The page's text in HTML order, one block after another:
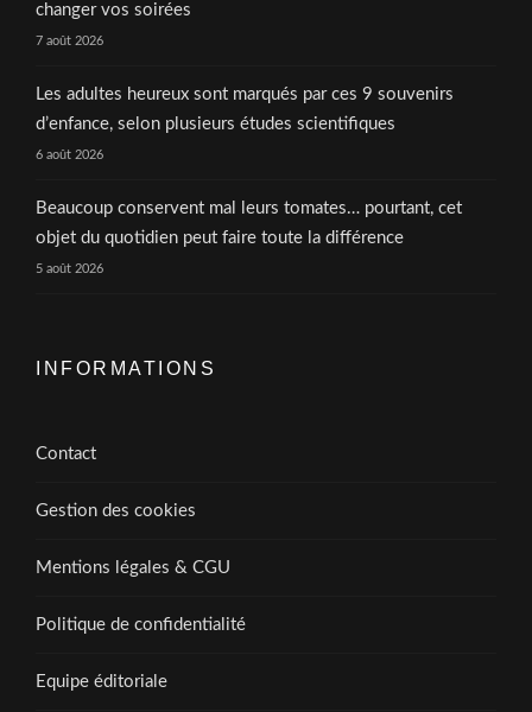
changer vos soirées
7 août 2026
Les adultes heureux sont marqués par ces 9 souvenirs
d’enfance, selon plusieurs études scientifiques
6 août 2026
Beaucoup conservent mal leurs tomates… pourtant, cet
objet du quotidien peut faire toute la différence
5 août 2026
INFORMATIONS
Contact
Gestion des cookies
Mentions légales & CGU
Politique de confidentialité
Equipe éditoriale